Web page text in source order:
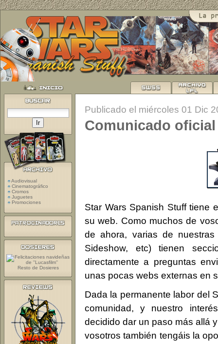
Publicado el miércoles 01 Dic
Comunicado oficial
Star Wars Spanish Stuff tiene
su web. Como muchos de
de ahora, varias de nuestras
Sideshow, etc) tienen
directamente a preguntas
unas pocas webs externas en
Dada la permanente labor del
comunidad, y nuestro
decidido dar un paso más allá
vosotros también tengáis la
Audiovisual
Cinematográfico
Cromos
Juguetes
Promociones
Resto de Dosieres